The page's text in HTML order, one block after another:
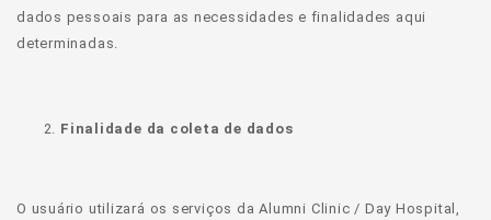
dados pessoais para as necessidades e finalidades aqui
determinadas.
Finalidade da coleta de dados
O usuário utilizará os serviços da Alumni Clinic / Day Hospital,